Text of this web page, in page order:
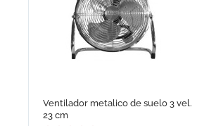
Ventilador metalico de suelo 3 vel.
23 cm